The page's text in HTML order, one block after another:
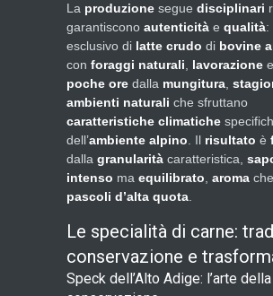
La produzione segue disciplinari
garantiscono autenticità e qualità:
esclusivo di latte crudo di bovine
con foraggi naturali lavorazione
poche ore dalla mungitura
ambienti naturali che sfruttano
caratteristiche climatiche
dell’ambiente alpino . Il risultato è
dalla granularità caratteristica,
intenso ma equilibrato aroma
pascoli d’alta quota
Le specialità di carne:
conservazione e
Speck dell’Alto Adige: l’arte della